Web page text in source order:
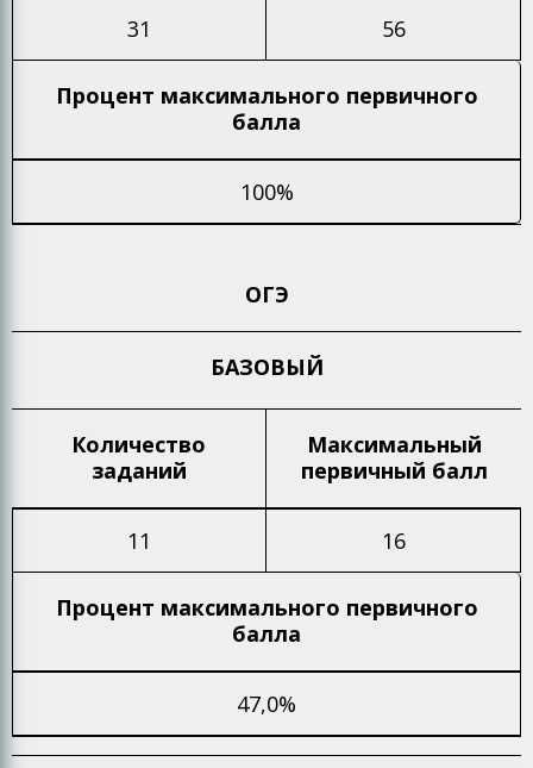
31 56
Процент максимального первичного
балла
100%
ОГЭ
БАЗОВЫЙ
Количество
заданий
Максимальный
первичный балл
11 16
Процент максимального первичного
балла
47,0%